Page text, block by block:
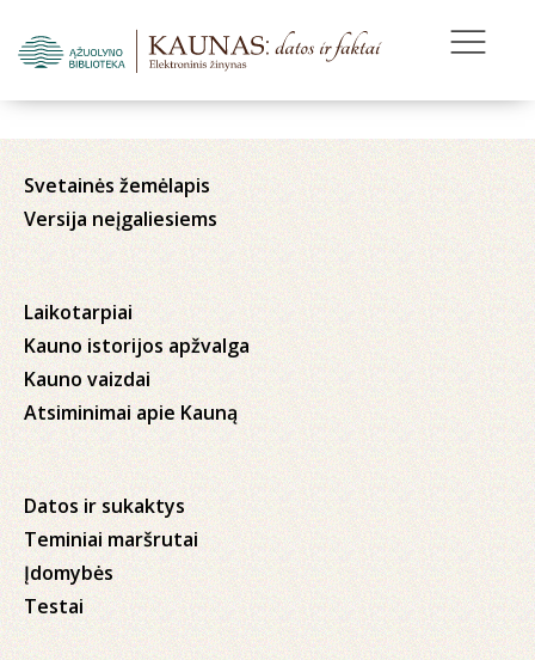
Svetainės žemėlapis
Versija neįgaliesiems
Laikotarpiai
Kauno istorijos apžvalga
Kauno vaizdai
Atsiminimai apie Kauną
Datos ir sukaktys
Teminiai maršrutai
Įdomybės
Testai